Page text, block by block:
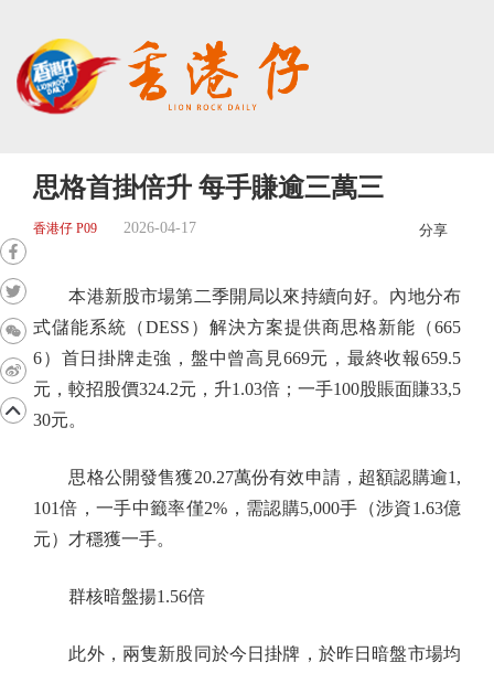
思格首掛倍升 每手賺逾三萬三
香港仔 P09 2026-04-17 分享
本港新股市場第二季開局以來持續向好。內地分布
式儲能系統（DESS）解決方案提供商思格新能（665
6）首日掛牌走強，盤中曾高見669元，最終收報659.5
元，較招股價324.2元，升1.03倍；一手100股賬面賺33,5
30元。
思格公開發售獲20.27萬份有效申請，超額認購逾1,
101倍，一手中籤率僅2%，需認購5,000手（涉資1.63億
元）才穩獲一手。
群核暗盤揚1.56倍
此外，兩隻新股同於今日掛牌，於昨日暗盤市場均